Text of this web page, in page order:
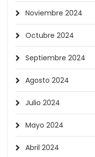
Noviembre 2024
Octubre 2024
Septiembre 2024
Agosto 2024
Julio 2024
Mayo 2024
Abril 2024